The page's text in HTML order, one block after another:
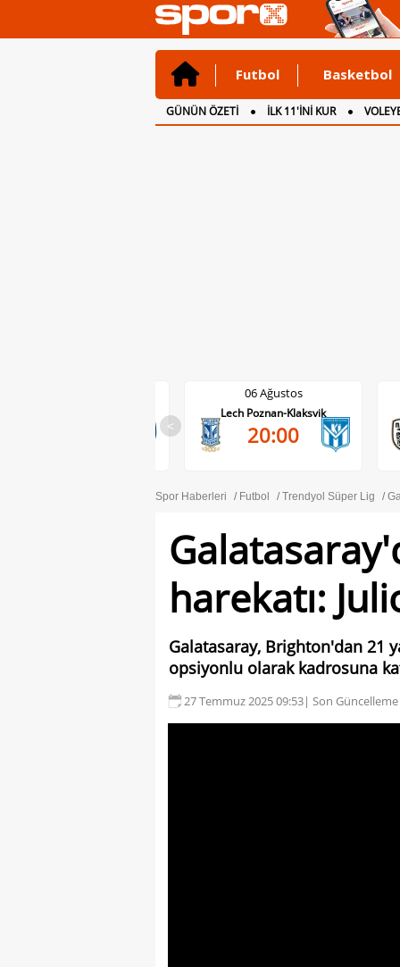
Futbol Basketbol
GÜNÜN ÖZETİ İLK 11'İNİ KUR
CANLI ANLATIM
İNGİLTERE
<
06 Ağustos
Lech Poznan-Klaksvik
20:00
Spor Haberleri Futbol Trendyol Süper Lig
harekatı:
Galatasaray, Brighton'dan 21
opsiyonlu olarak kadrosuna
27 Temmuz 2025 09:53| Son